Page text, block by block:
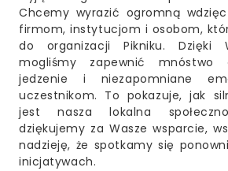
Chcemy wyrazić ogromną
firmom, instytucjom i osobom,
do organizacji Pikniku. Dzięki
mogliśmy zapewnić mnóstwo
jedzenie i niezapomniane
uczestnikom. To pokazuje, jak
jest nasza lokalna
dziękujemy za Wasze wsparcie,
nadzieję, że spotkamy się
inicjatywach.